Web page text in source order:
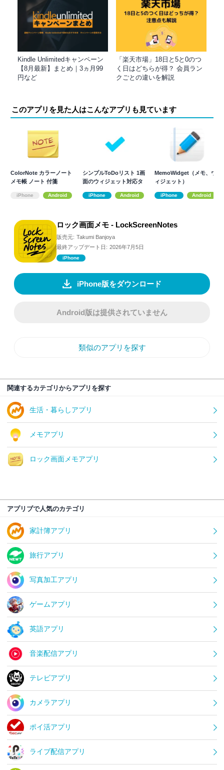
Kindle Unlimitedキャンペーン
【8月最新】まとめ｜3ヵ月99
円など
「楽天市場」18日と5と0のつ
く日はどちらが得？ 会員ラン
クごとの違いを解説
このアプリを見た人はこんなアプリも見ています
ColorNote カラーノート
メモ帳 ノート 付箋
iPhone Android
シンプルToDoリスト 1画
面のウィジェット対応タ
iPhone Android
MemoWidget（メモ、ウ
ィジェット）
iPhone Android
ロック画面メモ - LockScreenNotes
販売元: Takumi Banjoya
最終アップデート日: 2026年7月5日
iPhone
iPhone版をダウンロード
Android版は提供されていません
類似のアプリを探す
関連するカテゴリからアプリを探す
生活・暮らしアプリ
メモアプリ
ロック画面メモアプリ
アプリブで人気のカテゴリ
家計簿アプリ
旅行アプリ
写真加工アプリ
ゲームアプリ
英語アプリ
音楽配信アプリ
テレビアプリ
カメラアプリ
ポイ活アプリ
ライブ配信アプリ